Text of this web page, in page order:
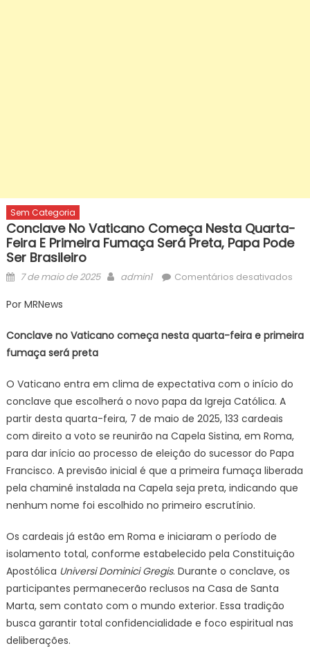
Sem Categoria
Conclave No Vaticano Começa Nesta Quarta-
Feira E Primeira Fumaça Será Preta, Papa Pode
Ser Brasileiro
Posted
7 de maio de 2025 Author
admin1 Comentários desativadosem
Por MRNews
Conclave no Vaticano começa nesta quarta-feira e primeira
fumaça será preta
O Vaticano entra em clima de expectativa com o início do
conclave que escolherá o novo papa da Igreja Católica. A
partir desta quarta-feira, 7 de maio de 2025, 133 cardeais
com direito a voto se reunirão na Capela Sistina, em Roma,
para dar início ao processo de eleição do sucessor do Papa
Francisco. A previsão inicial é que a primeira fumaça liberada
pela chaminé instalada na Capela seja preta, indicando que
nenhum nome foi escolhido no primeiro escrutínio.
Os cardeais já estão em Roma e iniciaram o período de
isolamento total, conforme estabelecido pela Constituição
Apostólica Universi Dominici Gregis. Durante o conclave, os
participantes permanecerão reclusos na Casa de Santa
Marta, sem contato com o mundo exterior. Essa tradição
busca garantir total confidencialidade e foco espiritual nas
deliberações.